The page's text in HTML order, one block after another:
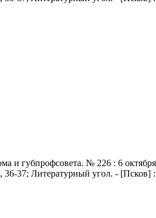
и губпрофсовета. № 226 : 6
37; Литературный угол. -